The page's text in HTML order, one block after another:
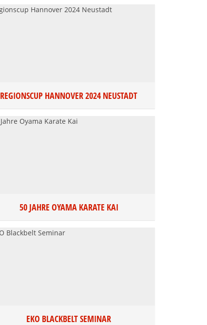
REGIONSCUP HANNOVER 2024 NEUSTADT
50 JAHRE OYAMA KARATE KAI
EKO BLACKBELT SEMINAR